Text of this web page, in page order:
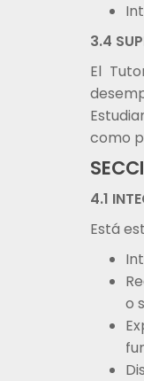
3.4
El
como
4.1
Está
o